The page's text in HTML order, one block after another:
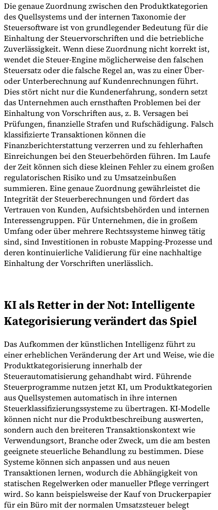
Die genaue Zuordnung zwischen den Produktkategorien
des Quellsystems und der internen Taxonomie der
Steuersoftware ist von grundlegender Bedeutung für die
Einhaltung der Steuervorschriften und die betriebliche
Zuverlässigkeit. Wenn diese Zuordnung nicht korrekt ist,
wendet die Steuer-Engine möglicherweise den falschen
Steuersatz oder die falsche Regel an, was zu einer Über-
oder Unterberechnung auf Kundenrechnungen führt.
Dies stört nicht nur die Kundenerfahrung, sondern setzt
das Unternehmen auch ernsthaften Problemen bei der
Einhaltung von Vorschriften aus, z. B. Versagen bei
Prüfungen, finanzielle Strafen und Rufschädigung. Falsch
klassifizierte Transaktionen können die
Finanzberichterstattung verzerren und zu fehlerhaften
Einreichungen bei den Steuerbehörden führen. Im Laufe
der Zeit können sich diese kleinen Fehler zu einem großen
regulatorischen Risiko und zu Umsatzeinbußen
summieren. Eine genaue Zuordnung gewährleistet die
Integrität der Steuerberechnungen und fördert das
Vertrauen von Kunden, Aufsichtsbehörden und internen
Interessengruppen. Für Unternehmen, die in großem
Umfang oder über mehrere Rechtssysteme hinweg tätig
sind, sind Investitionen in robuste Mapping-Prozesse und
deren kontinuierliche Validierung für eine nachhaltige
Einhaltung der Vorschriften unerlässlich.
KI als Retter in der Not: Intelligente
Kategorisierung verändert das Spiel
Das Aufkommen der künstlichen Intelligenz führt zu
einer erheblichen Veränderung der Art und Weise, wie die
Produktkategorisierung innerhalb der
Steuerautomatisierung gehandhabt wird. Führende
Steuerprogramme nutzen jetzt KI, um Produktkategorien
aus Quellsystemen automatisch in ihre internen
Steuerklassifizierungssysteme zu übertragen. KI-Modelle
können nicht nur die Produktbeschreibung auswerten,
sondern auch den breiteren Transaktionskontext wie
Verwendungsort, Branche oder Zweck, um die am besten
geeignete steuerliche Behandlung zu bestimmen. Diese
Systeme können sich anpassen und aus neuen
Transaktionen lernen, wodurch die Abhängigkeit von
statischen Regelwerken oder manueller Pflege verringert
wird. So kann beispielsweise der Kauf von Druckerpapier
für ein Büro mit der normalen Umsatzsteuer belegt